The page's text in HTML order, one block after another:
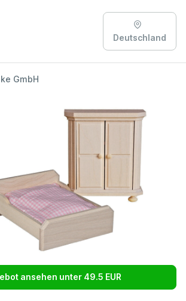
Deutschland
GmbH
ansehen unter 49.5 EUR